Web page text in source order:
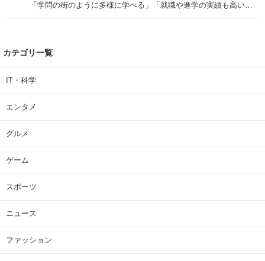
「学問の街のように多様に学べる」「就職や進学の実績も高い」
| 大学 ねとらぼリサーチ
カテゴリ一覧
IT・科学
エンタメ
グルメ
ゲーム
スポーツ
ニュース
ファッション